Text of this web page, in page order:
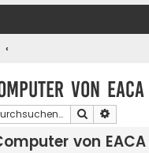
von
Suche
von